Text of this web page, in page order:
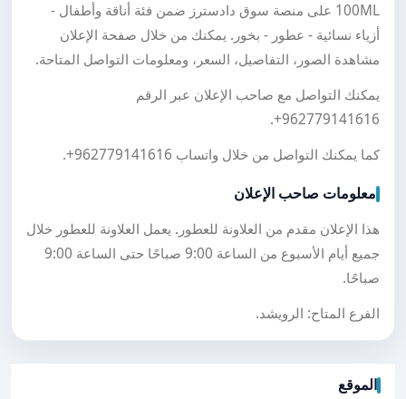
100ML على منصة سوق دادسترز ضمن فئة أناقة وأطفال -
أزياء نسائية - عطور - بخور. يمكنك من خلال صفحة الإعلان
مشاهدة الصور، التفاصيل، السعر، ومعلومات التواصل المتاحة.
يمكنك التواصل مع صاحب الإعلان عبر الرقم
+962779141616
.
كما يمكنك التواصل من خلال واتساب +962779141616
.
معلومات صاحب الإعلان
هذا الإعلان مقدم من العلاونة للعطور. يعمل العلاونة للعطور خلال
جميع أيام الأسبوع من الساعة 9:00 صباحًا حتى الساعة 9:00
صباحًا.
الفرع المتاح: الرويشد.
الموقع